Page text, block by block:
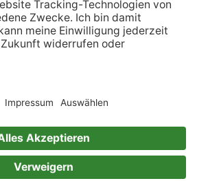
ein gutes Buch